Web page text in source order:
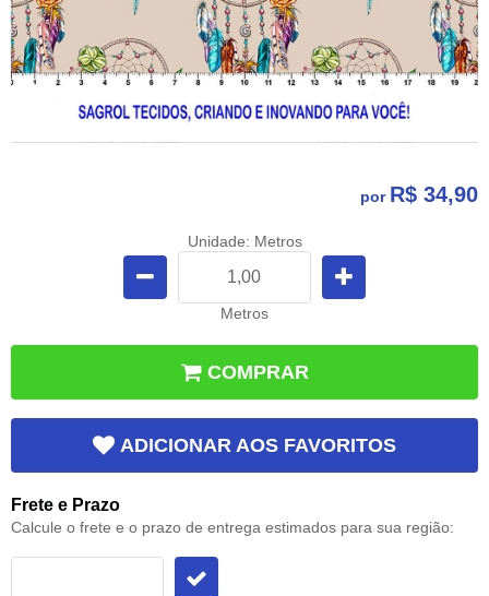
por R$ 34,90
Unidade: Metros
Metros
COMPRAR
ADICIONAR AOS FAVORITOS
Frete e Prazo
Calcule o frete e o prazo de entrega estimados para sua região: